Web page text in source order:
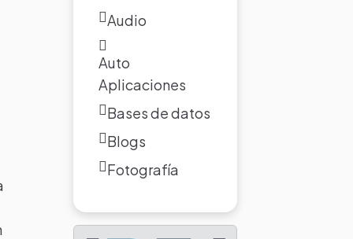
Audio
Auto
Aplicaciones
Bases de datos
Blogs
Fotografía